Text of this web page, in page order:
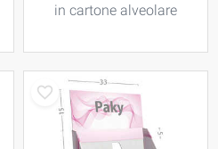
in cartone alveolare